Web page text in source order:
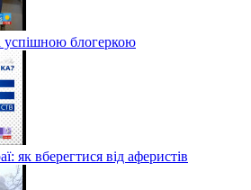
успішною блогеркою
як вберегтися від аферистів